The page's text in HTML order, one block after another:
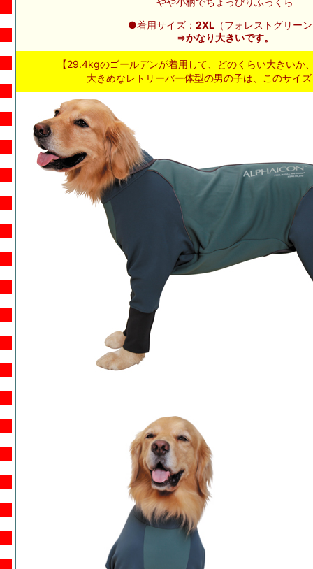
●着用サイズ： 2XL （フォレストグリー
⇒かなり大きいです。
【29.4kgのゴールデンが着用して、どのくらい大きいか
大きめなレトリーバー体型の男の子は、このサイ